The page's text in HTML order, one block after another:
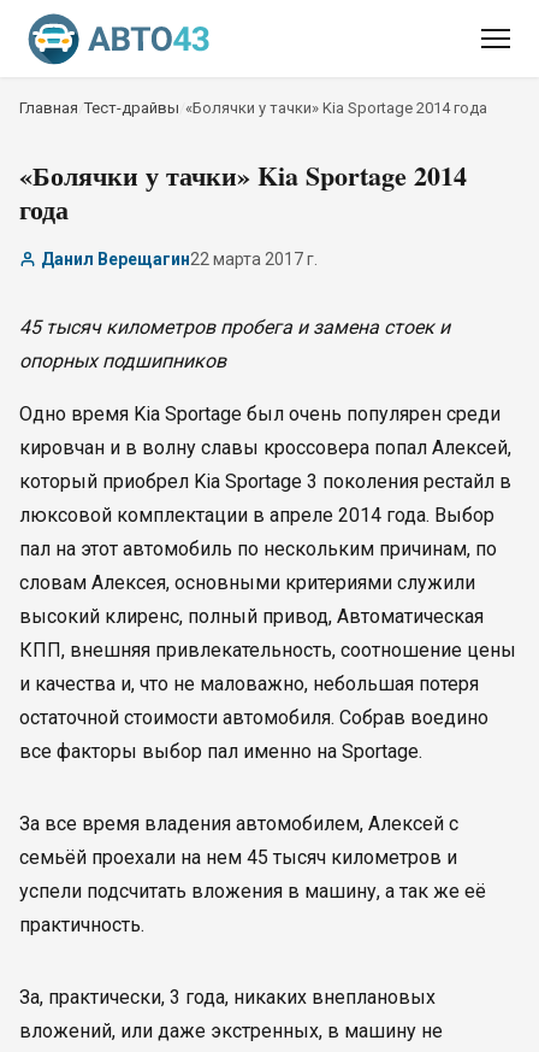
Главная /Тест-драйвы «Болячки у тачки» Kia Sportage 2014 года
«Болячки у тачки» Kia Sportage 2014
года
Данил Верещагин22 марта 2017 г.
45 тысяч километров пробега и замена стоек и
опорных подшипников
Одно время Kia Sportage был очень популярен среди
кировчан и в волну славы кроссовера попал Алексей,
который приобрел Kia Sportage 3 поколения рестайл в
люксовой комплектации в апреле 2014 года. Выбор
пал на этот автомобиль по нескольким причинам, по
словам Алексея, основными критериями служили
высокий клиренс, полный привод, Автоматическая
КПП, внешняя привлекательность, соотношение цены
и качества и, что не маловажно, небольшая потеря
остаточной стоимости автомобиля. Собрав воедино
все факторы выбор пал именно на Sportage.
За все время владения автомобилем, Алексей с
семьёй проехали на нем 45 тысяч километров и
успели подсчитать вложения в машину, а так же её
практичность.
За, практически, 3 года, никаких внеплановых
вложений, или даже экстренных, в машину не